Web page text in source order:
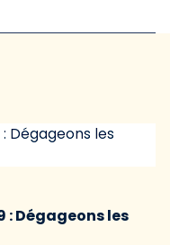
: Dégageons les